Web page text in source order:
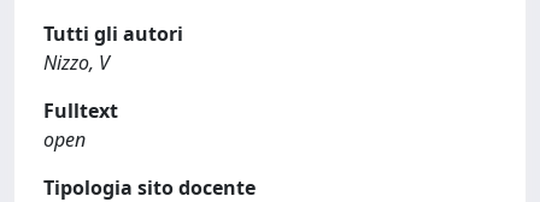
Tutti gli autori
Nizzo, V
Fulltext
open
Tipologia sito docente